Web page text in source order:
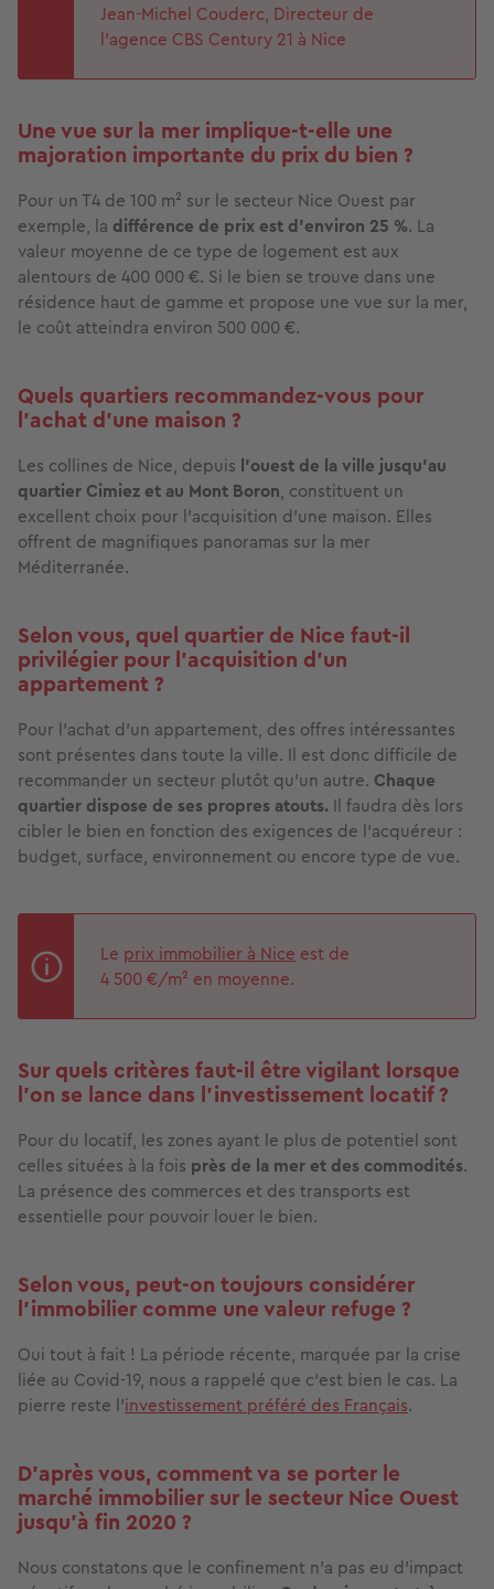
Jean-Michel Couderc, Directeur de
l’agence CBS Century 21 à Nice
Une vue sur la mer implique-t-elle une
majoration importante du prix du bien ?
Pour un T4 de 100 m² sur le secteur Nice Ouest par
exemple, la différence de prix est d’environ 25 %. La
valeur moyenne de ce type de logement est aux
alentours de 400 000 €. Si le bien se trouve dans une
résidence haut de gamme et propose une vue sur la mer,
le coût atteindra environ 500 000 €.
Quels quartiers recommandez-vous pour
l’achat d’une maison ?
Les collines de Nice, depuis l’ouest de la ville jusqu’au
quartier Cimiez et au Mont Boron, constituent un
excellent choix pour l’acquisition d’une maison. Elles
offrent de magnifiques panoramas sur la mer
Méditerranée.
Selon vous, quel quartier de Nice faut-il
privilégier pour l’acquisition d’un
appartement ?
Pour l’achat d’un appartement, des offres intéressantes
sont présentes dans toute la ville. Il est donc difficile de
recommander un secteur plutôt qu’un autre. Chaque
quartier dispose de ses propres atouts. Il faudra dès lors
cibler le bien en fonction des exigences de l’acquéreur :
budget, surface, environnement ou encore type de vue.
Le prix immobilier à Nice est de
4 500 €/m² en moyenne.
Sur quels critères faut-il être vigilant lorsque
l’on se lance dans l’investissement locatif ?
Pour du locatif, les zones ayant le plus de potentiel sont
celles situées à la fois près de la mer et des commodités.
La présence des commerces et des transports est
essentielle pour pouvoir louer le bien.
Selon vous, peut-on toujours considérer
l’immobilier comme une valeur refuge ?
Oui tout à fait ! La période récente, marquée par la crise
liée au Covid-19, nous a rappelé que c’est bien le cas. La
pierre reste l’investissement préféré des Français.
D’après vous, comment va se porter le
marché immobilier sur le secteur Nice Ouest
jusqu’à fin 2020 ?
Nous constatons que le confinement n’a pas eu d’impact